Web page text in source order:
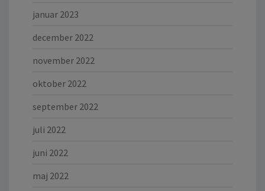
januar 2023
december 2022
november 2022
oktober 2022
september 2022
juli 2022
juni 2022
maj 2022